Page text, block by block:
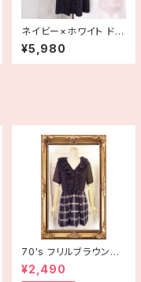
ネイビー×ホワイト ドッ
ト柄フレアワンピース
水玉 ウエストリボン 古
着
¥5,980
70's フリルブラウン×
白チェック半袖ワンピー
ス【アメリカ古着】
¥2,490